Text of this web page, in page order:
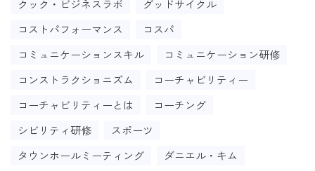
クック・ビジネスラボ
グッドサイクル
コストパフォーマンス
コスパ
コミュニケーションスキル
コミュニケーション研修
コンストラクショニズム
コーチャビリティー
コーチャビリティーとは
コーチング
シビリティ研修
スポーツ
タウンホールミーティング
ダニエル・キム